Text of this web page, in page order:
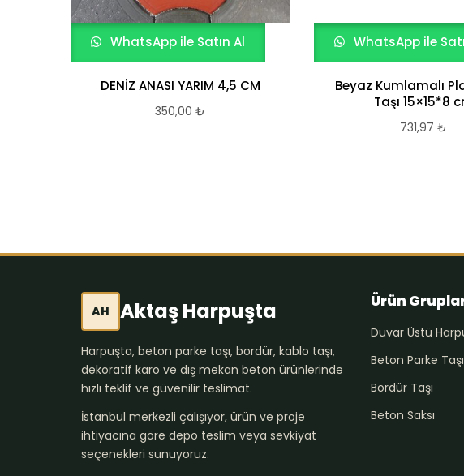
WhatsApp ile Satın Al
DENİZ ANASI YARIM 4,5 CM
350,00 ₺
WhatsApp ile
Beyaz Kumlamalı
Taşı 15×15*8
731,97 ₺
AH Aktaş Harpuşta
Harpuşta, beton parke taşı, bordür, kablo taşı,
dekoratif karo ve dış mekan beton ürünlerinde
hızlı teklif ve güvenilir teslimat.
İstanbul merkezli çalışıyor, ürün ve proje
ihtiyacına göre depo teslim veya sevkiyat
seçenekleri sunuyoruz.
Ürün
Duvar Üstü
Beton Parke Taşı
Bordür Taşı
Beton Saksı